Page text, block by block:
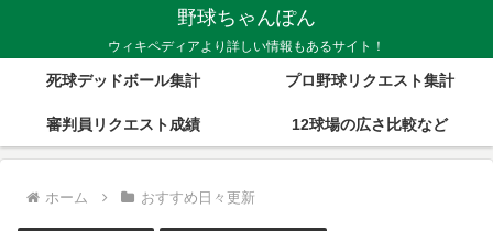
野球ちゃんぽん
ウィキペディアより詳しい情報もあるサイト！
死球デッドボール集計 プロ野球リクエスト集計
審判員リクエスト成績 12球場の広さ比較など
ホーム おすすめ日々更新